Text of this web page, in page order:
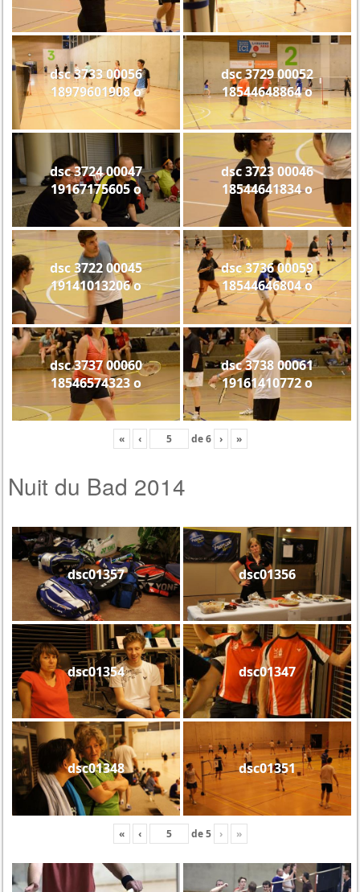
dsc 3733 00056
18979601908 o
dsc 3729 00052
18544648864 o
dsc 3724 00047
19167175605 o
dsc 3723 00046
18544641834 o
dsc 3722 00045
19141013206 o
dsc 3736 00059
18544646804 o
dsc 3737 00060
18546574323 o
dsc 3738 00061
19161410772 o
« ‹ de6 › »
Nuit du Bad 2014
dsc01357 dsc01356
dsc01354 dsc01347
dsc01348 dsc01351
« ‹ de5 › »